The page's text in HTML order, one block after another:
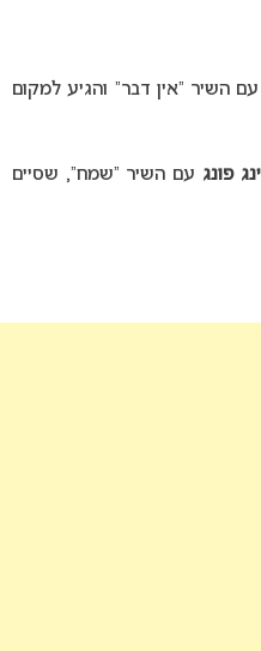
ייצג את ישראל ב-2001 עם השיר “אין דבר” והגיע למקום
פונג עם השיר “שמח”, שסיים